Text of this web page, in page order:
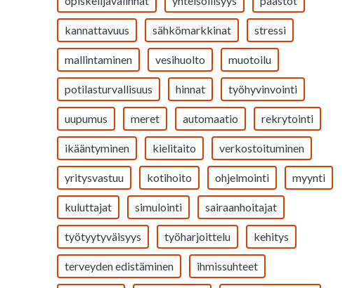
kannattavuus sähkömarkkinat stressi
mallintaminen vesihuolto muotoilu
potilasturvallisuus hinnat työhyvinvointi
uupumus meret automaatio rekrytointi
ikääntyminen kielitaito verkostoituminen
yritysvastuu kotihoito ohjelmointi myynti
kuluttajat simulointi sairaanhoitajat
työtyytyväisyys työharjoittelu kehitys
terveyden edistäminen ihmissuhteet